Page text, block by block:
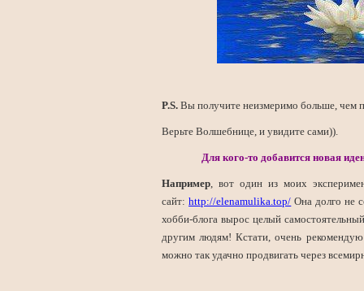
P.S. Вы получите неизмеримо больше, чем
Верьте Волшебнице, и увидите сами)).
Для кого-то добавится новая
Например , вот один из моих
сайт:http://elenamulika.top/ Она долго не
хобби-блога вырос целый
другим людям! Кстати, очень
можно так удачно продвигать через